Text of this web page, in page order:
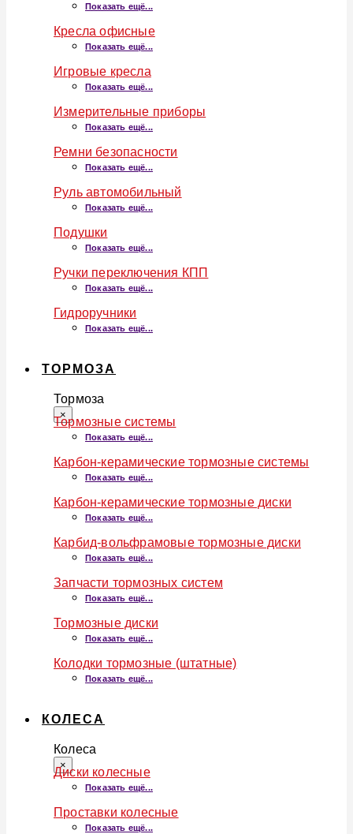
Показать ещё...
Кресла офисные
Показать ещё...
Игровые кресла
Показать ещё...
Измерительные приборы
Показать ещё...
Ремни безопасности
Показать ещё...
Руль автомобильный
Показать ещё...
Подушки
Показать ещё...
Ручки переключения КПП
Показать ещё...
Гидроручники
Показать ещё...
ТОРМОЗА
Тормоза
×
Тормозные системы
Показать ещё...
Карбон-керамические тормозные системы
Показать ещё...
Карбон-керамические тормозные диски
Показать ещё...
Карбид-вольфрамовые тормозные диски
Показать ещё...
Запчасти тормозных систем
Показать ещё...
Тормозные диски
Показать ещё...
Колодки тормозные (штатные)
Показать ещё...
КОЛЕСА
Колеса
×
Диски колесные
Показать ещё...
Проставки колесные
Показать ещё...